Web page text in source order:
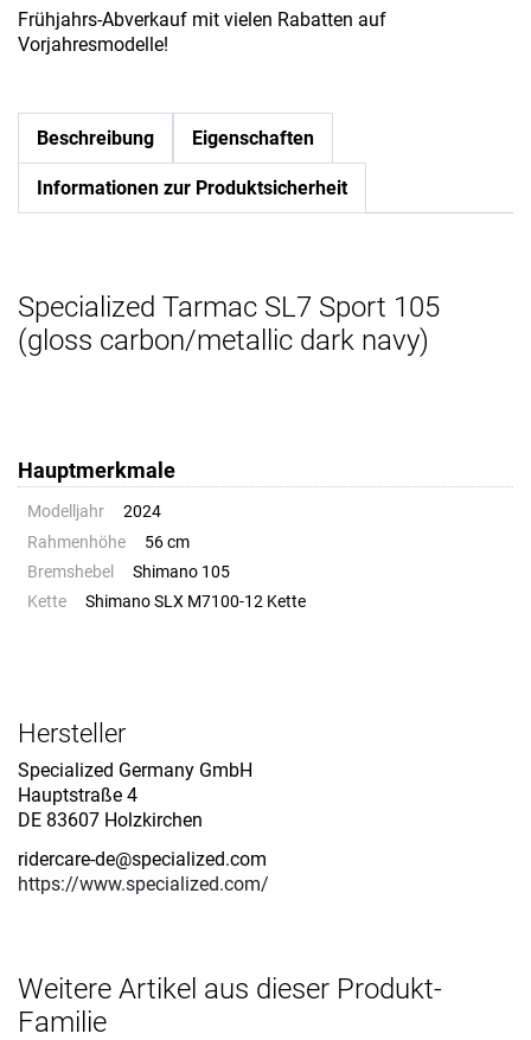
Frühjahrs-Abverkauf mit vielen Rabatten auf
Vorjahresmodelle!
Beschreibung Eigenschaften
Informationen zur Produktsicherheit
Specialized Tarmac SL7 Sport 105
(gloss carbon/metallic dark navy)
Hauptmerkmale
Modelljahr
2024
Rahmenhöhe
56 cm
Bremshebel
Shimano 105
Kette
Shimano SLX M7100-12 Kette
Hersteller
Specialized Germany GmbH
Hauptstraße 4
DE 83607 Holzkirchen
ridercare-de@specialized.com
https://www.specialized.com/
Weitere Artikel aus dieser Produkt-
Familie